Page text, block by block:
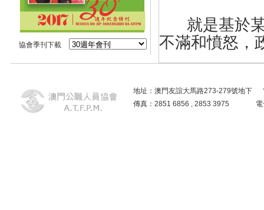
協會季刊下載
就是基於
不滿和憤怒，
織和規劃，
氣質量及基
地址：澳門友誼大馬路273-279號地下
傳真：2851 6856 , 2853 3975 電